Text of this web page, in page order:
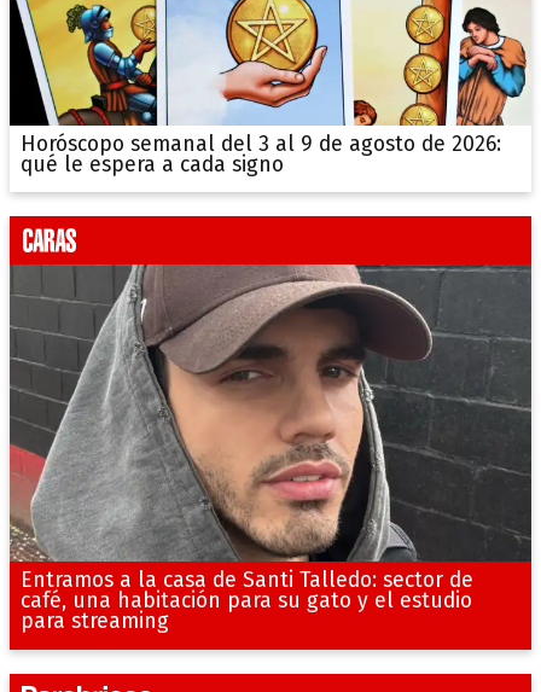
Horóscopo semanal del 3 al 9 de agosto de 2026:
qué le espera a cada signo
Entramos a la casa de Santi Talledo: sector de
café, una habitación para su gato y el estudio
para streaming